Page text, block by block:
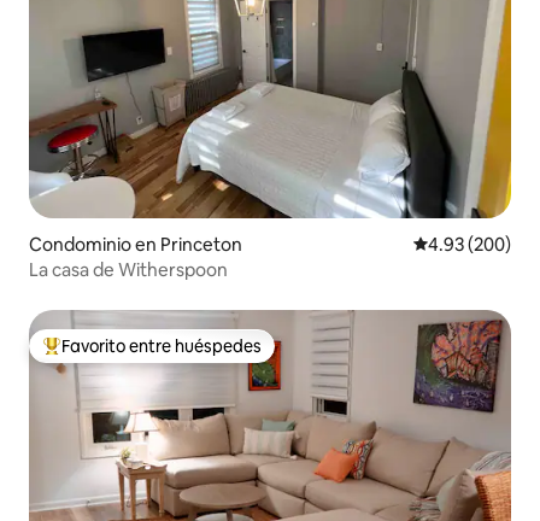
Condominio en Princeton Calificación
4.93 (200)
La casa de Witherspoon
De los mejores en Favorito entre huéspedes
Favorito entre huéspedes